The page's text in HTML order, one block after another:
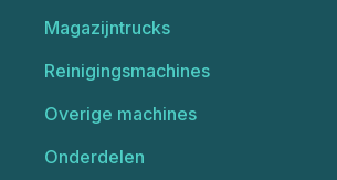
Magazijntrucks
Reinigingsmachines
Overige machines
Onderdelen